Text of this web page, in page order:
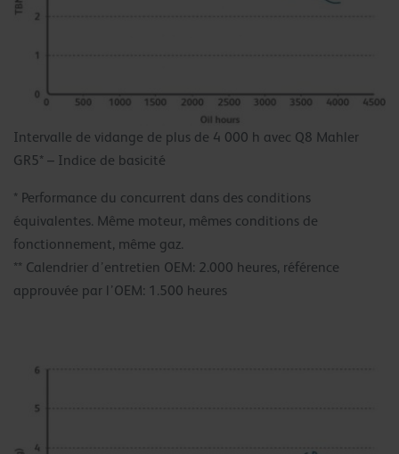
Intervalle de vidange de plus de 4 000 h avec Q8 Mahler
GR5* – Indice de basicité
* Performance du concurrent dans des conditions
équivalentes. Même moteur, mêmes conditions de
fonctionnement, même gaz.
** Calendrier d’entretien OEM: 2.000 heures, référence
approuvée par l’OEM: 1.500 heures